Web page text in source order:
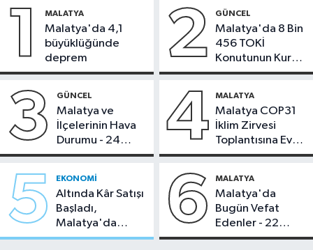
1 MALATYA
Malatya'da 4,1
büyüklüğünde
deprem
2 GÜNCEL
Malatya'da 8 Bin
456 TOKİ
Konutunun Kurası
Bugün Çekiliyor
3 GÜNCEL
Malatya ve
İlçelerinin Hava
Durumu - 24
Temmuz 2026
4 MALATYA
Malatya COP31
İklim Zirvesi
Toplantısına Ev
Sahipliği Yaptı
5 EKONOMI
Altında Kâr Satışı
Başladı,
Malatya'da
Makas Ne
6 MALATYA
Malatya'da
Bugün Vefat
Edenler - 22
Temmuz 2026